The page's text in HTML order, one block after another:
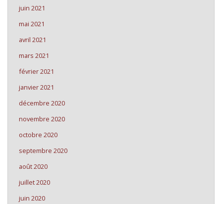
juin 2021
mai 2021
avril 2021
mars 2021
février 2021
janvier 2021
décembre 2020
novembre 2020
octobre 2020
septembre 2020
août 2020
juillet 2020
juin 2020